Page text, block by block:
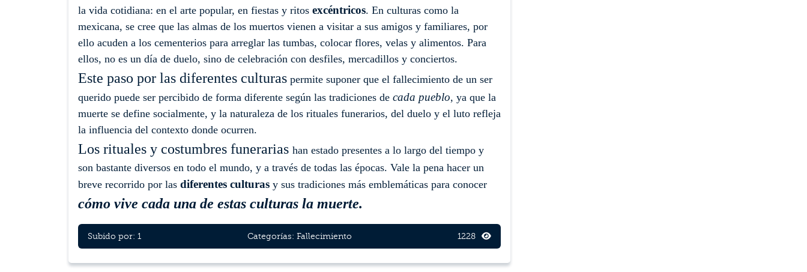
la vida cotidiana: en el arte popular, en fiestas y ritos excéntricos. En culturas como la
mexicana, se cree que las almas de los muertos vienen a visitar a sus amigos y familiares, por
ello acuden a los cementerios para arreglar las tumbas, colocar flores, velas y alimentos. Para
ellos, no es un día de duelo, sino de celebración con desfiles, mercadillos y conciertos.
Este paso por las diferentes culturas permite suponer que el fallecimiento de un ser
querido puede ser percibido de forma diferente según las tradiciones de cada pueblo, ya que la
muerte se define socialmente, y la naturaleza de los rituales funerarios, del duelo y el luto refleja
la influencia del contexto donde ocurren.
Los rituales y costumbres funerarias han estado presentes a lo largo del tiempo y
son bastante diversos en todo el mundo, y a través de todas las épocas. Vale la pena hacer un
breve recorrido por las diferentes culturas y sus tradiciones más emblemáticas para conocer
cómo vive cada una de estas culturas la muerte.
Subido por: 1 Categorías: Fallecimiento 1228